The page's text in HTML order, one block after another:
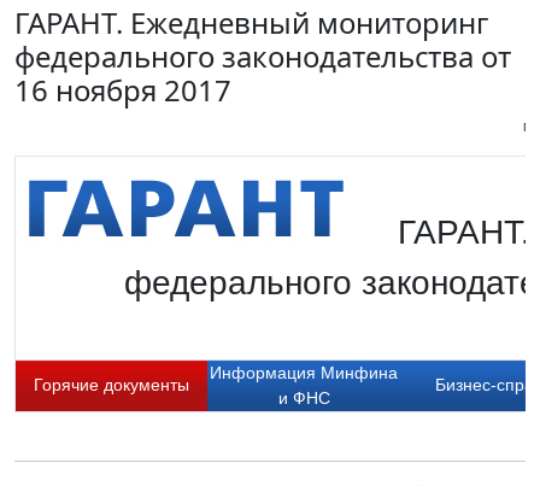
ГАРАНТ. Ежедневный мониторинг
федерального законодательства от
16 ноября 2017
ГАРАНТ.
федерального
Горячие документы
Информация Минфина
и ФНС
Бизнес-